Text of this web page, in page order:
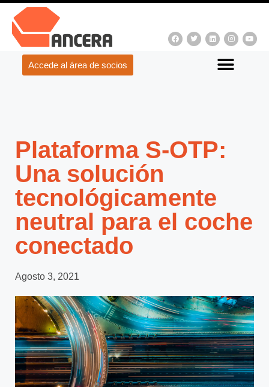
Accede al área de socios
Plataforma S-OTP:
Una solución
tecnológicamente
neutral para el coche
conectado
Agosto 3, 2021